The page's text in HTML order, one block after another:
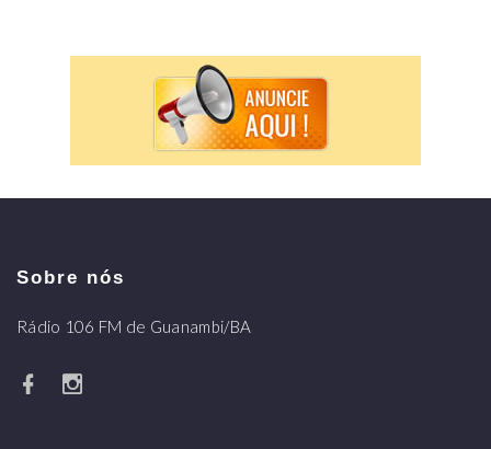
Sobre nós
Rádio 106 FM de Guanambi/BA